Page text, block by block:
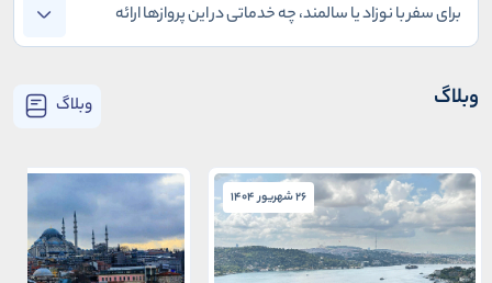
برای سفر با نوزاد یا سالمند، چه خدماتی در این پروازها ارائه
می‌شود؟
وبلاگ وبلاگ
26 شهریور 1404